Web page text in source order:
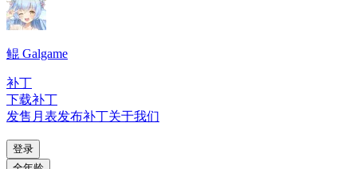
鲲 Galgame
补丁
下载补丁
发售月表发布补丁关于我们
登录